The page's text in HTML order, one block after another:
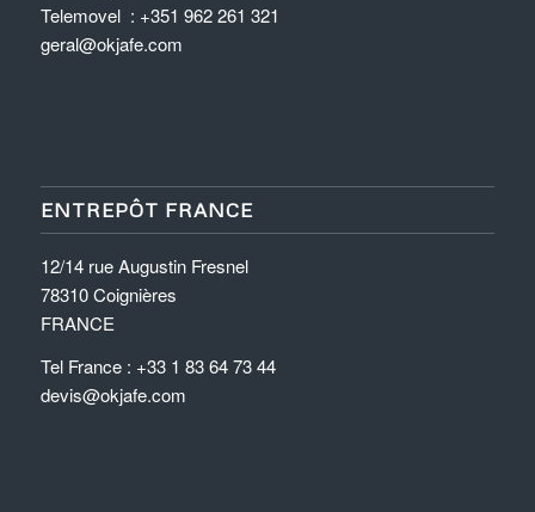
Telemovel : +351 962 261 321
geral@okjafe.com
ENTREPÔT FRANCE
12/14 rue Augustin Fresnel
78310 Coignières
FRANCE
Tel France : +33 1 83 64 73 44
devis@okjafe.com